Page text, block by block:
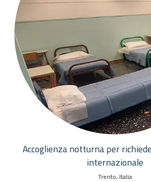
Accoglienza notturna per
internazionale
Trento, Italia